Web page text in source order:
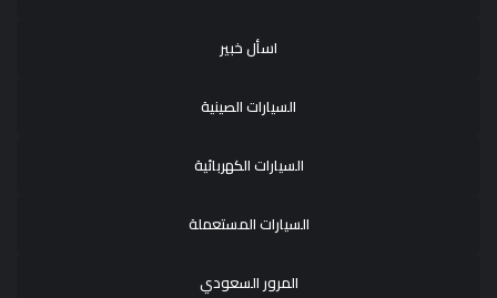
اسأل خبير
السيارات الصينية
السيارات الكهربائية
السيارات المستعملة
المرور السعودي